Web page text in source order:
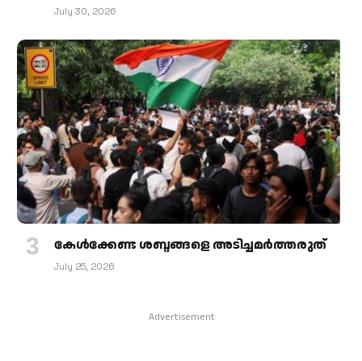
July 30, 2026
കേള്‍ക്കേണ്ട ശബ്ദങ്ങളെ അടിച്ചമര്‍ത്തരുത്
July 25, 2026
Advertisement